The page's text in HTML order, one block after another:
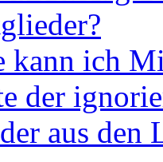
kann ich
der
aus den